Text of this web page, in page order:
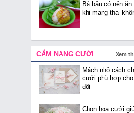
Bà bầu có nên
khi mang thai
CẨM NANG CƯỚI Xem
Mách nhỏ cách
cưới phù hợp
đôi
Chọn hoa cưới